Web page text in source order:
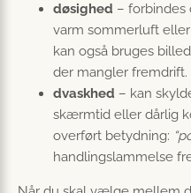
døsighed – forbindes
varm sommerluft
kan også bruges
der mangler fremdrift.
dvaskhed – kan
skærmtid eller dårlig
overført betydning:
handlingslammelse